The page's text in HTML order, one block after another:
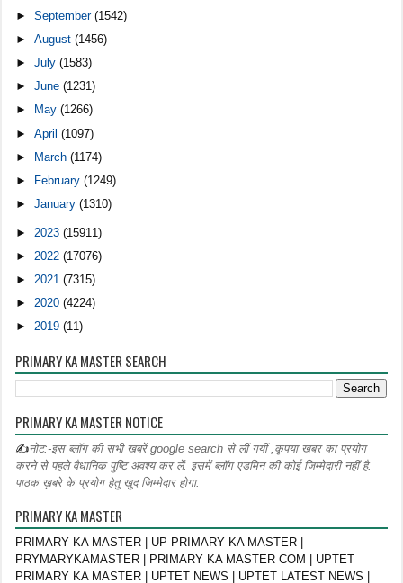
►September(1542)
►August(1456)
►July(1583)
►June(1231)
►
May(1266)
►April(1097)
►
March(1174)
►
February(1249)
►January(1310)
► 2023(15911)
► 2022(17076)
► 2021(7315)
►2020(4224)
►2019(11)
PRIMARY KA MASTER SEARCH
PRIMARY KA MASTER NOTICE
✍नोट:-इस ब्लॉग की सभी खबरें google search से लीं गयीं ,कृपया खबर का प्रयोग
करने से पहले वैधानिक पुष्टि अवश्य कर लें. इसमें ब्लॉग एडमिन की कोई जिम्मेदारी नहीं है.
पाठक ख़बरे के प्रयोग हेतु खुद जिम्मेदार होगा.
PRIMARY KA MASTER
PRIMARY KA MASTER | UP PRIMARY KA MASTER |
PRYMARYKAMASTER | PRIMARY KA MASTER COM | UPTET
PRIMARY KA MASTER | UPTET NEWS | UPTET LATEST NEWS |